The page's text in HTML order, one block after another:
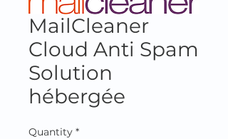
MailCleaner
Cloud Anti Spam
Solution
hébergée
Quantity *